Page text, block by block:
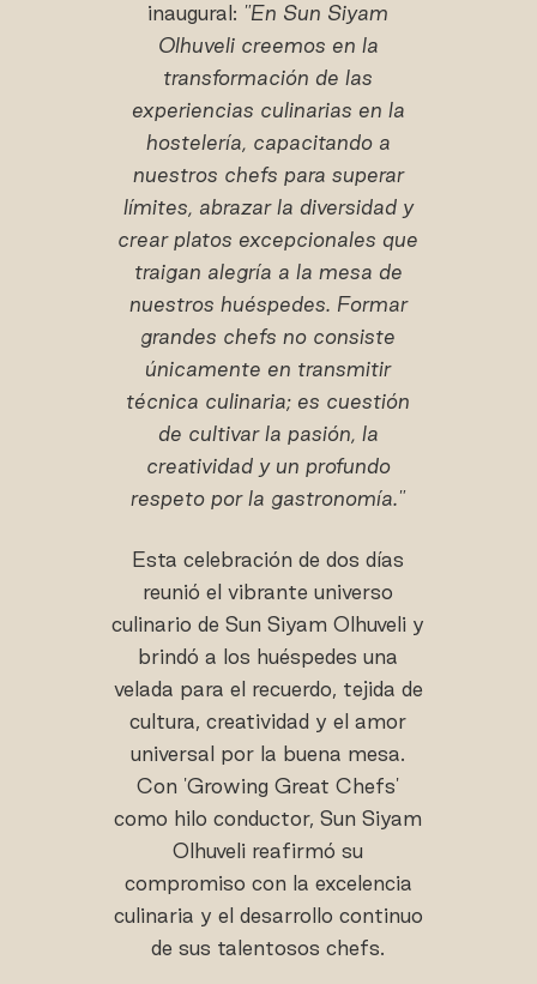
inaugural: "En Sun Siyam
Olhuveli creemos en la
transformación de las
experiencias culinarias en la
hostelería, capacitando a
nuestros chefs para superar
límites, abrazar la diversidad y
crear platos excepcionales que
traigan alegría a la mesa de
nuestros huéspedes. Formar
grandes chefs no consiste
únicamente en transmitir
técnica culinaria; es cuestión
de cultivar la pasión, la
creatividad y un profundo
respeto por la gastronomía."
Esta celebración de dos días
reunió el vibrante universo
culinario de Sun Siyam Olhuveli y
brindó a los huéspedes una
velada para el recuerdo, tejida de
cultura, creatividad y el amor
universal por la buena mesa.
Con 'Growing Great Chefs'
como hilo conductor, Sun Siyam
Olhuveli reafirmó su
compromiso con la excelencia
culinaria y el desarrollo continuo
de sus talentosos chefs.